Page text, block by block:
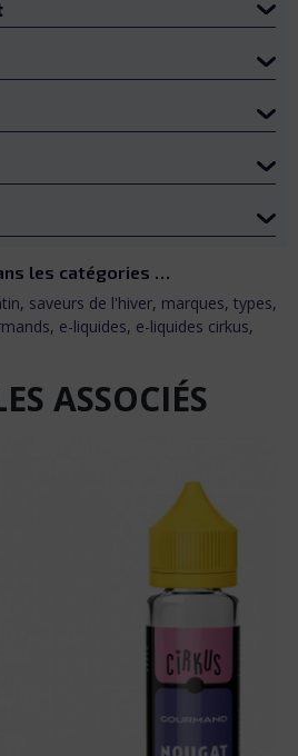
les catégories …
, saveurs de l'hiver, marques, types,
, e-liquides, e-liquides cirkus,
ASSOCIÉS